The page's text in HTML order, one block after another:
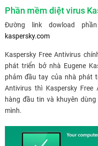
Phần mềm diệt virus
Đường link dowload
kaspersky.com
Kaspersky Free Antivirus
phát triển bở nhà Eugene
phảm đầu tay của nhà phát
Antivirus thì Kaspersky
hàng đầu tin và khuyên
mình.